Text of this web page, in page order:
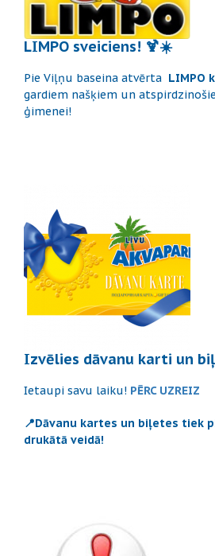
LIMPO sveiciens! 🍹☀️
Pie Viļņu baseina atvērta LIMPO
gardiem našķiem un
ģimenei!
Izvēlies dāvanu karti un
Ietaupi savu laiku! PĒRC UZREIZ
📍Dāvanu kartes un biļetes tiek
drukātā veidā!